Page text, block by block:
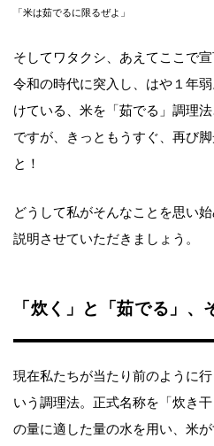
「米は茹でるに限るぜよ」
そしてワタクシ、あえてここで
令和の時代に突入し、はや１年
けている、米を「茹でる」調理
ですが、きっともうすぐ、再び
と！
どうして私がそんなことを思い
説明させていただきましょう。
「炊く」と「茹でる」、
現在私たちが当たり前のように
いう調理法。正式名称を「炊き
の量に適した量の水を用い、米